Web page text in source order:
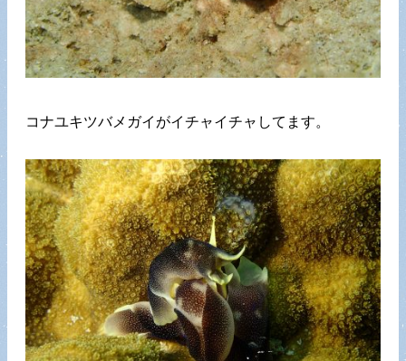
コナユキツバメガイがイチャイチャしてます。